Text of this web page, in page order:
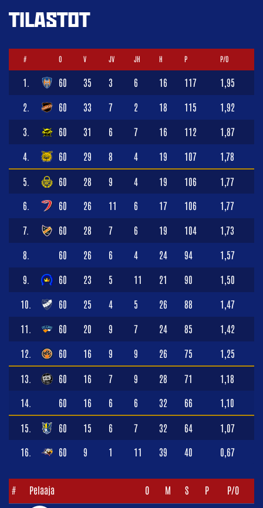
TILASTOT
# O V JV JH H P P/O
1. 60 35 3 6 16 117 1,95
2. 60 33 7 2 18 115 1,92
3. 60 31 6 7 16 112 1,87
4. 60 29 8 4 19 107 1,78
5. 60 28 9 4 19 106 1,77
6. 60 26 11 6 17 106 1,77
7. 60 28 7 6 19 104 1,73
8. 60 26 6 4 24 94 1,57
9. 60 23 5 11 21 90 1,50
10. 60 25 4 5 26 88 1,47
11. 60 20 9 7 24 85 1,42
12. 60 16 9 9 26 75 1,25
13. 60 16 7 9 28 71 1,18
14. 60 16 6 6 32 66 1,10
15. 60 15 6 7 32 64 1,07
16. 60 9 1 11 39 40 0,67
# Pelaaja O M S P P/O